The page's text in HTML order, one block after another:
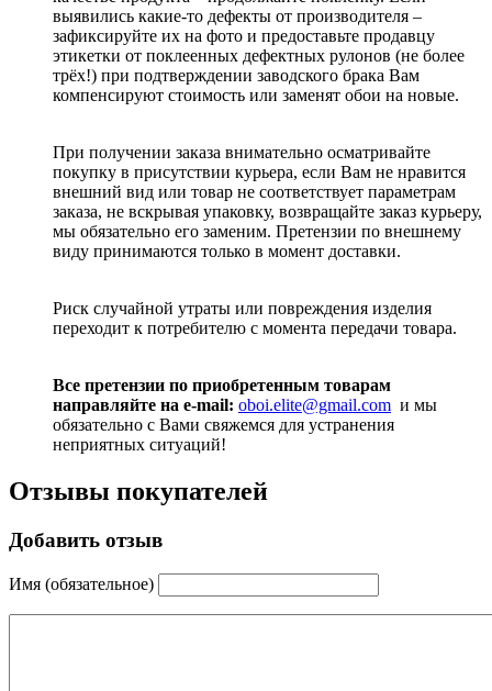
выявились какие-то дефекты от производителя –
зафиксируйте их на фото и предоставьте продавцу
этикетки от поклеенных дефектных рулонов (не более
трёх!) при подтверждении заводского брака Вам
компенсируют стоимость или заменят обои на новые.
При получении заказа внимательно осматривайте
покупку в присутствии курьера, если Вам не нравится
внешний вид или товар не соответствует параметрам
заказа, не вскрывая упаковку, возвращайте заказ курьеру,
мы обязательно его заменим. Претензии по внешнему
виду принимаются только в момент доставки.
Риск случайной утраты или повреждения изделия
переходит к потребителю с момента передачи товара.
Все претензии по приобретенным товарам
направляйте на e-mail: oboi.elite@gmail.com и мы
обязательно с Вами свяжемся для устранения
неприятных ситуаций!
Отзывы покупателей
Добавить отзыв
Имя (обязательное)